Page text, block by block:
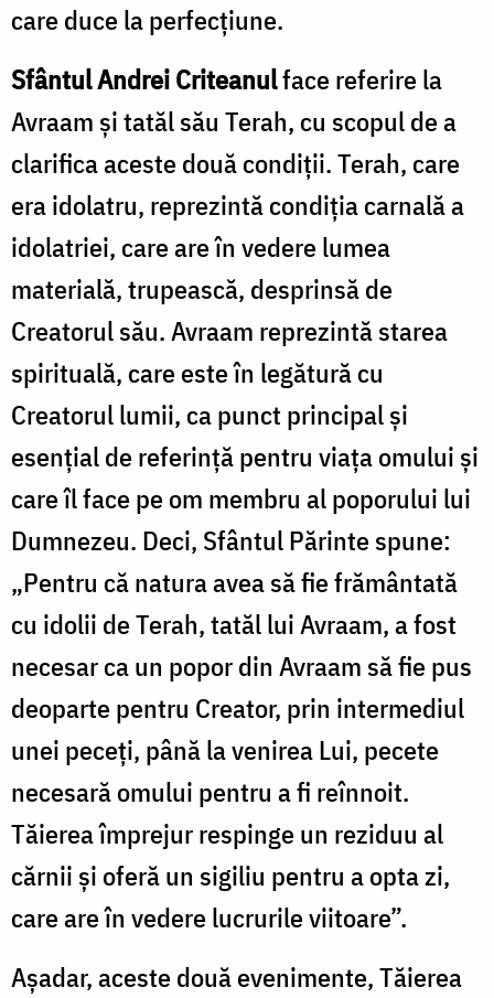
care duce la perfecțiune.
Sfântul Andrei Criteanulface referire la
Avraam și tatăl său Terah, cu scopul de a
clarifica aceste două condiții. Terah, care
era idolatru, reprezintă condiția carnală a
idolatriei, care are în vedere lumea
materială, trupească, desprinsă de
Creatorul său. Avraam reprezintă starea
spirituală, care este în legătură cu
Creatorul lumii, ca punct principal și
esențial de referință pentru viața omului și
care îl face pe om membru al poporului lui
Dumnezeu. Deci, Sfântul Părinte spune:
„Pentru că natura avea să fie frământată
cu idolii de Terah, tatăl lui Avraam, a fost
necesar ca un popor din Avraam să fie pus
deoparte pentru Creator, prin intermediul
unei peceți, până la venirea Lui, pecete
necesară omului pentru a fi reînnoit.
Tăierea împrejur respinge un reziduu al
cărnii și oferă un sigiliu pentru a opta zi,
care are în vedere lucrurile viitoare”.
Așadar, aceste două evenimente, Tăierea